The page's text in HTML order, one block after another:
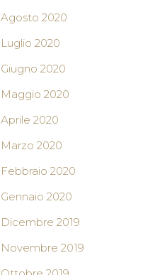
Agosto 2020
Luglio 2020
Giugno 2020
Maggio 2020
Aprile 2020
Marzo 2020
Febbraio 2020
Gennaio 2020
Dicembre 2019
Novembre 2019